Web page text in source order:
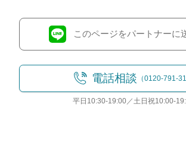
このページをパートナーに
電話相談 （0120-791-
平日10:30-19:00／土日祝10:00-